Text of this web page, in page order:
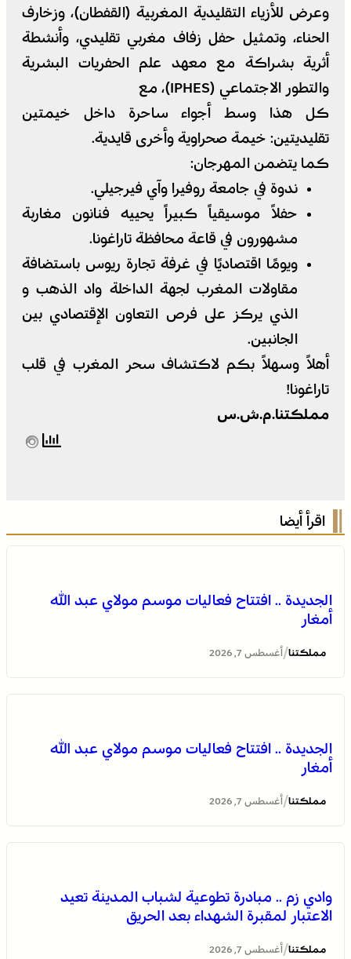
وعرض للأزياء التقليدية المغربية (القفطان)، وزخارف
الحناء، وتمثيل حفل زفاف مغربي تقليدي، وأنشطة
أثرية بشراكة مع معهد علم الحفريات البشرية
والتطور الاجتماعي (IPHES)، مع
كل هذا وسط أجواء ساحرة داخل خيمتين
تقليديتين: خيمة صحراوية وأخرى قايدية.
كما يتضمن المهرجان:
ندوة في جامعة روفيرا وآي فيرجيلي.
حفلاً موسيقياً كبيراً يحييه فنانون مغاربة
مشهورون في قاعة محافظة تاراغونا.
ويومًا اقتصاديًا في غرفة تجارة ريوس باستضافة
مقاولات المغرب لجهة الداخلة واد الذهب و
الذي يركز على فرص التعاون الإقتصادي بين
الجانبين.
أهلاً وسهلاً بكم لاكتشاف سحر المغرب في قلب
تاراغونا!
مملكتنا.م.ش.س
اقرأ أيضا
الجديدة .. افتتاح فعاليات موسم مولاي عبد الله
أمغار
مملكتنا/ أغسطس 7, 2026
الجديدة .. افتتاح فعاليات موسم مولاي عبد الله
أمغار
مملكتنا/ أغسطس 7, 2026
وادي زم .. مبادرة تطوعية لشباب المدينة تعيد
الاعتبار لمقبرة الشهداء بعد الحريق
مملكتنا/ أغسطس 7, 2026
الجديدة .. افتتاح فعاليات موسم مولاي عبد الله أمغار